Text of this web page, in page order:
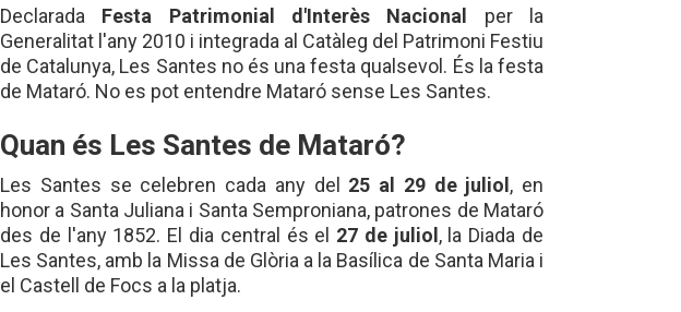
Declarada Festa Patrimonial d'Interès Nacional per la
Generalitat l'any 2010 i integrada al Catàleg del Patrimoni Festiu
de Catalunya, Les Santes no és una festa qualsevol. És la festa
de Mataró. No es pot entendre Mataró sense Les Santes.
Quan és Les Santes de Mataró?
Les Santes se celebren cada any del 25 al 29 de juliol , en
honor a Santa Juliana i Santa Semproniana, patrones de Mataró
des de l'any 1852. El dia central és el 27 de juliol , la Diada de
Les Santes, amb la Missa de Glòria a la Basílica de Santa Maria i
el Castell de Focs a la platja.